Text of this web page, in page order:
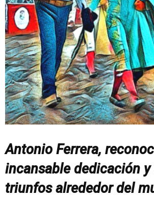
Antonio Ferrera,
incansable dedicación y
triunfos alrededor del